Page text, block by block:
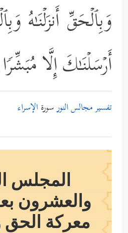
وَبِٱلۡحَقِّ أَنزَلۡنَـٰهُ
أَرۡسَلۡنَـٰكَ إِلَّا
تفسير مجالس النورسورة الإسراء
المجلس
والعشرون
معركة الحق